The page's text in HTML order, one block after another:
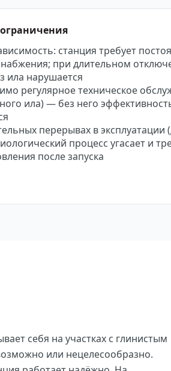
станция требует
при длительном
ила нарушается
регулярное техническое
ила) — без него
перерывах в эксплуатации
процесс угасает и
после запуска
себя на участках с глинистым
или нецелесообразно.